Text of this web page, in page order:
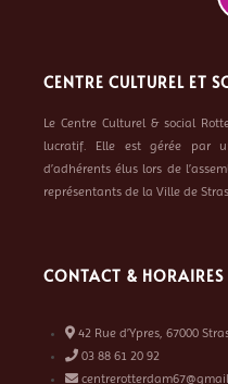
CENTRE CULTUREL ET
Le Centre Culturel & social
lucratif. Elle est gérée par
d’adhérents élus lors de
représentants de la Ville de
CONTACT & HORAIRES
42 Rue d’Ypres, 67000
03 88 61 20 92